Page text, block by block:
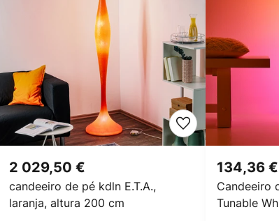
candeeiro de pé kdln E.T.A.,
laranja, altura 200 cm
2 029,50 €
Candeeiro
Tunable
134,36 €